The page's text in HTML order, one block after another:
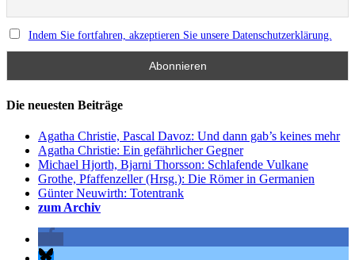
Indem Sie fortfahren, akzeptieren Sie unsere Datenschutzerklärung.
Die neuesten Beiträge
Agatha Christie, Pascal Davoz: Und dann gab’s keines mehr
Agatha Christie: Ein gefährlicher Gegner
Michael Hjorth, Bjarni Thorsson: Schlafende Vulkane
Grothe, Pfaffenzeller (Hrsg.): Die Römer in Germanien
Günter Neuwirth: Totentrank
zum Archiv